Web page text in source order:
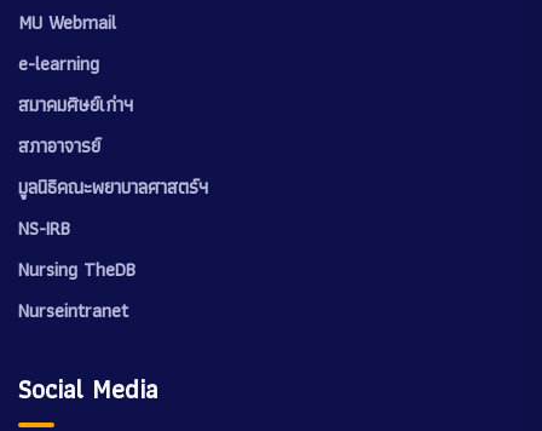
MU Webmail
e-learning
สมาคมศิษย์เก่าฯ
สภาอาจารย์
มูลนิธิคณะพยาบาลศาสตร์ฯ
NS-IRB
Nursing TheDB
Nurseintranet
Social Media